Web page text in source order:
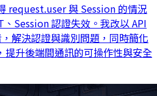
request.user 與 Session 的情況
Session 認證失效。我改以 API
解決認證與識別問題，同時簡化
提升後端間通訊的可操作性與安全